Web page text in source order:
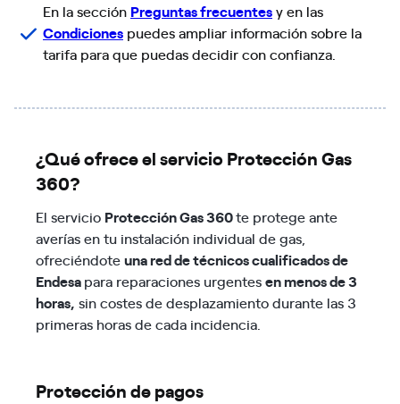
En la sección Preguntas frecuentesy en las
Condiciones puedes ampliar información sobre la
tarifa para que puedas decidir con confianza.
¿Qué ofrece el servicio Protección Gas
360?
El servicio Protección Gas 360te protege ante
averías en tu instalación individual de gas,
ofreciéndoteuna red de técnicos cualificados de
Endesapara reparaciones urgentesen menos de 3
horas, sin costes de desplazamiento durante las 3
primeras horas de cada incidencia.
Protección de pagos